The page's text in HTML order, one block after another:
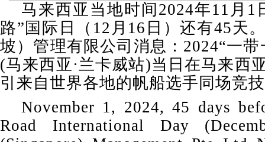
马来西亚当地时间2024年11月1
路”国际日（12月16日）还有45天
坡）管理有限公司消息：2024“一
(马来西亚·兰卡威站)当日在马来西
引来自世界各地的帆船选手同场竞
November 1, 2024, 45 days
Road International Day